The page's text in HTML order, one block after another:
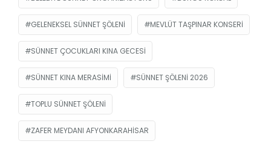
GELENEKSEL SÜNNET ŞÖLENI MEVLÜT TAŞPINAR KONSERI
SÜNNET ÇOCUKLARI KINA GECESI
SÜNNET KINA MERASIMI SÜNNET ŞÖLENI 2026
TOPLU SÜNNET ŞÖLENI
ZAFER MEYDANI AFYONKARAHISAR